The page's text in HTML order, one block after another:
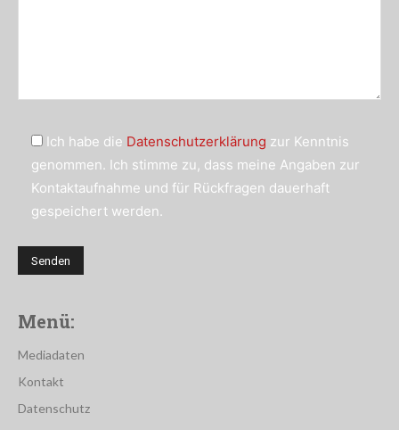
Ich habe die Datenschutzerklärung zur Kenntnis
genommen. Ich stimme zu, dass meine Angaben zur
Kontaktaufnahme und für Rückfragen dauerhaft
gespeichert werden.
Menü:
Mediadaten
Kontakt
Datenschutz